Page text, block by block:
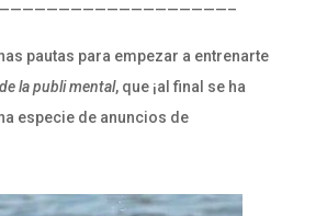
pautas para empezar a entrenarte
la publi mental, que ¡al final se ha
especie de anuncios de